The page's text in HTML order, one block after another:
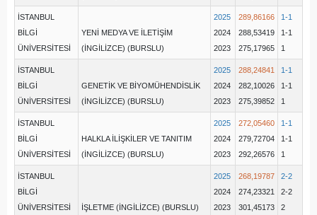
İSTANBUL
BİLGİ
ÜNİVERSİTESİ
YENİ MEDYA VE İLETİŞİM
(İNGİLİZCE) (BURSLU)
2025
2024
2023
289,86166
288,53419
275,17965
1-1
1-1
1
İSTANBUL
BİLGİ
ÜNİVERSİTESİ
GENETİK VE BİYOMÜHENDİSLİK
(İNGİLİZCE) (BURSLU)
2025
2024
2023
288,24841
282,10026
275,39852
1-1
1-1
1
İSTANBUL
BİLGİ
ÜNİVERSİTESİ
HALKLA İLİŞKİLER VE TANITIM
(İNGİLİZCE) (BURSLU)
2025
2024
2023
272,05460
279,72704
292,26576
1-1
1-1
1
İSTANBUL
BİLGİ
ÜNİVERSİTESİ
İŞLETME (İNGİLİZCE) (BURSLU)
2025
2024
2023
268,19787
274,23321
301,45173
2-2
2-2
2